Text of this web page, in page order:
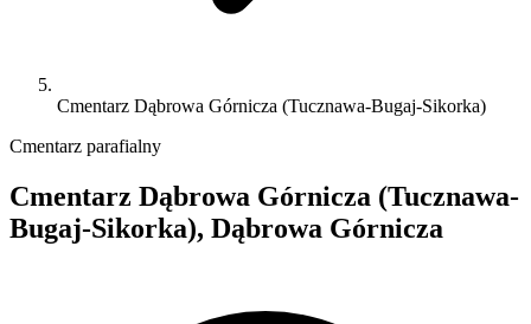
Cmentarz Dąbrowa Górnicza (Tucznawa-Bugaj-Sikorka)
Cmentarz parafialny
Cmentarz Dąbrowa Górnicza (Tucznawa-
Bugaj-Sikorka), Dąbrowa Górnicza